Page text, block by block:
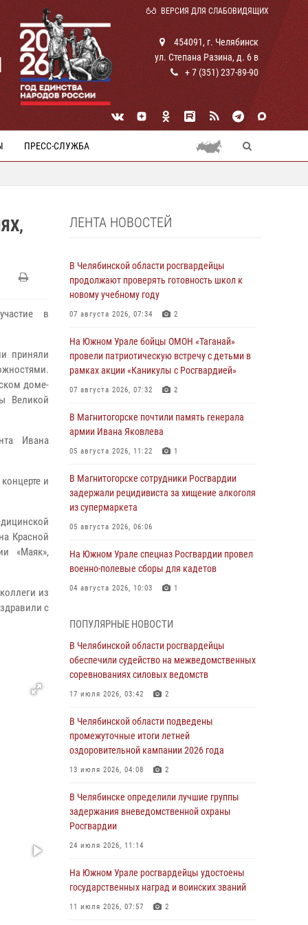
ВЕРСИЯ ДЛЯ СЛАБОВИДЯЩИХ
454091, г. Челябинск
ул. Степана Разина, д. 6 в
+ 7 (351) 237-89-90
ПРЕСС-СЛУЖБА
в
приняли
доме-
Великой
Ивана
и
Красной
«Маяк»,
из
с
ЛЕНТА НОВОСТЕЙ
В Челябинской области росгвардейцы
продолжают проверять готовность школ к
новому учебному году
07 августа 2026, 07:34 2
На Южном Урале бойцы ОМОН «Таганай»
провели патриотическую встречу с детьми в
рамках акции «Каникулы с Росгвардией»
07 августа 2026, 07:32 2
В Магнитогорске почтили память генерала
армии Ивана Яковлева
05 августа 2026, 11:22 1
В Магнитогорске сотрудники Росгвардии
задержали рецидивиста за хищение алкоголя
из супермаркета
05 августа 2026, 06:06
На Южном Урале спецназ Росгвардии провел
военно-полевые сборы для кадетов
04 августа 2026, 10:03 1
воров в Челябинске
04 августа 2026, 10:00
На Южном Урале сотрудники Росгвардии
задержали подозреваемого в совершении
03 августа 2026, 11:41
В Челябинской области росгвардейцами по
горячим следам задержан подозреваемый в
03 августа 2026, 11:25
Росгвардейцы обеспечили безопасность
празднования Дня ВДВ на Южном Урале
Авиация Росгвардии совершила более 250
санитарных вылетов в Донецкой Народной
ПОПУЛЯРНЫЕ НОВОСТИ
В Челябинской области росгвардейцы
обеспечили судейство на межведомственных
соревнованиях силовых ведомств
17 июля 2026, 03:42 2
В Челябинской области подведены
промежуточные итоги летней
оздоровительной кампании 2026 года
13 июля 2026, 04:08 2
В Челябинске определили лучшие группы
задержания вневедомственной охраны
Росгвардии
24 июля 2026, 11:14
На Южном Урале росгвардейцы удостоены
государственных наград и воинских званий
11 июля 2026, 07:57 2